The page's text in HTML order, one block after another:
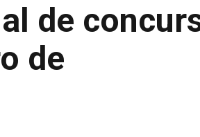
de
de